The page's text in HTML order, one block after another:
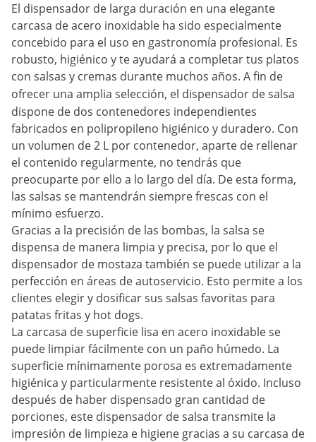
El dispensador de larga duración en una elegante
carcasa de acero inoxidable ha sido especialmente
concebido para el uso en gastronomía profesional. Es
robusto, higiénico y te ayudará a completar tus platos
con salsas y cremas durante muchos años. A fin de
ofrecer una amplia selección, el dispensador de salsa
dispone de dos contenedores independientes
fabricados en polipropileno higiénico y duradero. Con
un volumen de 2 L por contenedor, aparte de rellenar
el contenido regularmente, no tendrás que
preocuparte por ello a lo largo del día. De esta forma,
las salsas se mantendrán siempre frescas con el
mínimo esfuerzo.
Gracias a la precisión de las bombas, la salsa se
dispensa de manera limpia y precisa, por lo que el
dispensador de mostaza también se puede utilizar a la
perfección en áreas de autoservicio. Esto permite a los
clientes elegir y dosificar sus salsas favoritas para
patatas fritas y hot dogs.
La carcasa de superficie lisa en acero inoxidable se
puede limpiar fácilmente con un paño húmedo. La
superficie mínimamente porosa es extremadamente
higiénica y particularmente resistente al óxido. Incluso
después de haber dispensado gran cantidad de
porciones, este dispensador de salsa transmite la
impresión de limpieza e higiene gracias a su carcasa de